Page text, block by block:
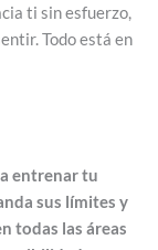
ti sin esfuerzo,
Todo está en
entrenar tu
sus límites y
todas las áreas